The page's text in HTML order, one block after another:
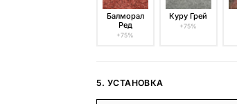
Балморал
Ред
+75%
Куру Грей
+75%
5. УСТАНОВКА